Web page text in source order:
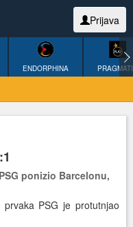
Prijava
ENDORPHINA
ponizio Barcelonu,
PSG je protutnjao